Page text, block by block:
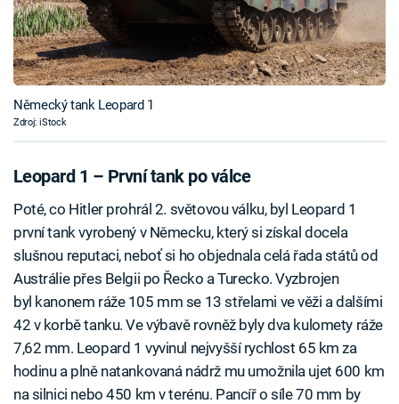
Německý tank Leopard 1
Zdroj: iStock
Leopard 1 – První tank po válce
Poté, co Hitler prohrál 2. světovou válku, byl Leopard 1
první tank vyrobený v Německu, který si získal docela
slušnou reputaci, neboť si ho objednala celá řada států od
Austrálie přes Belgii po Řecko a Turecko. Vyzbrojen
byl kanonem ráže 105 mm se 13 střelami ve věži a dalšími
42 v korbě tanku. Ve výbavě rovněž byly dva kulomety ráže
7,62 mm. Leopard 1 vyvinul nejvyšší rychlost 65 km za
hodinu a plně natankovaná nádrž mu umožnila ujet 600 km
na silnici nebo 450 km v terénu. Pancíř o síle 70 mm by